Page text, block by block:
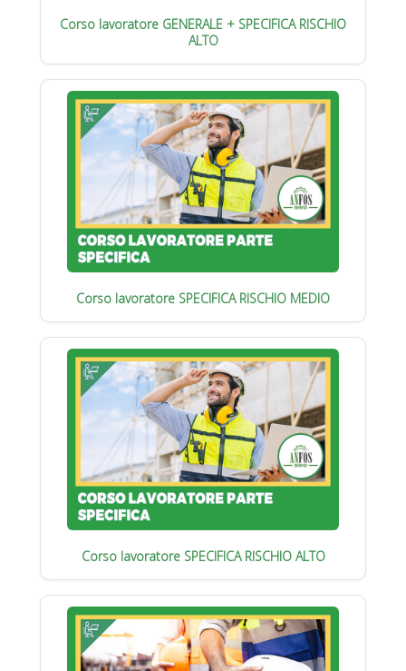
Corso lavoratore GENERALE + SPECIFICA RISCHIO
ALTO
Corso lavoratore SPECIFICA RISCHIO MEDIO
Corso lavoratore SPECIFICA RISCHIO ALTO